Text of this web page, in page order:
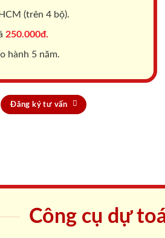
(trên 4 bộ).
250.000đ.
hành 5 năm.
Đăng ký tư vấn
Công cụ dự